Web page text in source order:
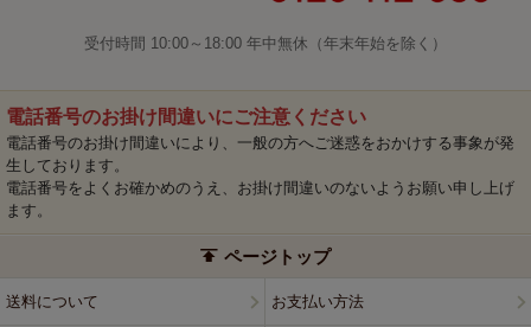
受付時間 10:00～18:00 年中無休（年末年始を除く）
電話番号のお掛け間違いにご注意ください
電話番号のお掛け間違いにより、一般の方へご迷惑をおかけする事象が発
生しております。
電話番号をよくお確かめのうえ、お掛け間違いのないようお願い申し上げ
ます。
ページトップ
送料について お支払い方法